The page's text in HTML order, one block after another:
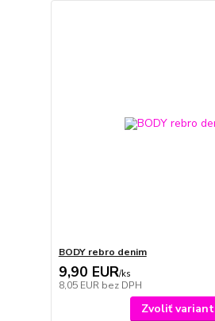
BODY rebro denim
9,90 EUR/ks
8,05 EUR bez DPH
Zvoliť variant